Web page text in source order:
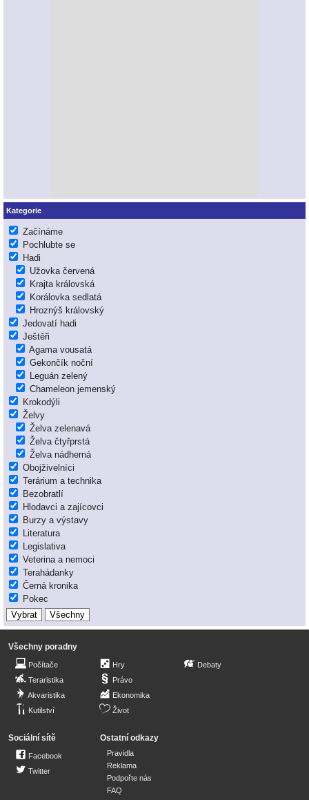
Kategorie
Začínáme
Pochlubte se
Hadi
Užovka červená
Krajta královská
Korálovka sedlatá
Hroznýš královský
Jedovatí hadi
Ještěři
Agama vousatá
Gekončík noční
Leguán zelený
Chameleon jemenský
Krokodýli
Želvy
Želva zelenavá
Želva čtyřprstá
Želva nádherná
Obojživelníci
Terárium a technika
Bezobratlí
Hlodavci a zajícovci
Burzy a výstavy
Literatura
Legislativa
Veterina a nemoci
Terahádanky
Černá kronika
Pokec
Všechny poradny
Počítače
Teraristika
Akvaristika
Kutilství
Hry
Právo
Ekonomika
Život
Debaty
Sociální sítě
Facebook
Twitter
Ostatní odkazy
Pravidla
Reklama
Podpořte nás
FAQ